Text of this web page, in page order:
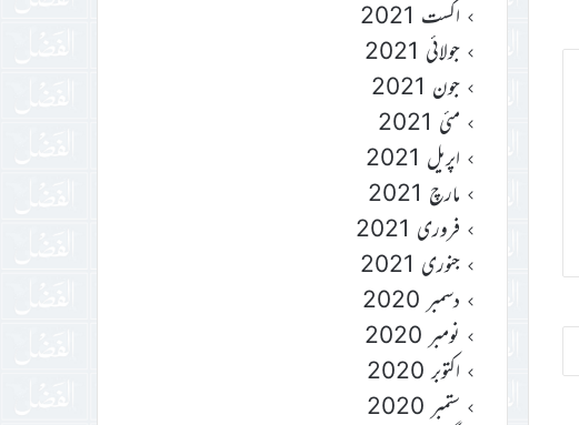
اگست 2021
جولائی 2021
جون 2021
مئی 2021
اپریل 2021
مارچ 2021
فروری 2021
جنوری 2021
دسمبر 2020
نومبر 2020
اکتوبر 2020
ستمبر 2020